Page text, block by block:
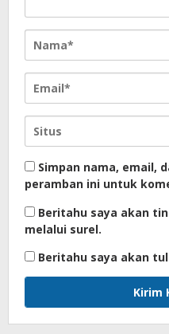
Simpan nama, email,
peramban ini untuk
Beritahu saya akan
melalui surel.
Beritahu saya akan